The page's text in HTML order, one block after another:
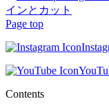
Page top
Contents